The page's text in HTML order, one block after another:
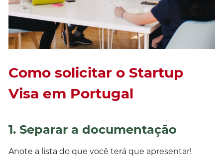
Como solicitar o Startup
Visa em Portugal
1. Separar a documentação
Anote a lista do que você terá que apresentar!